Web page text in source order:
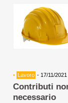
• Lavoro - 17/11/2021
Contributi
necessario